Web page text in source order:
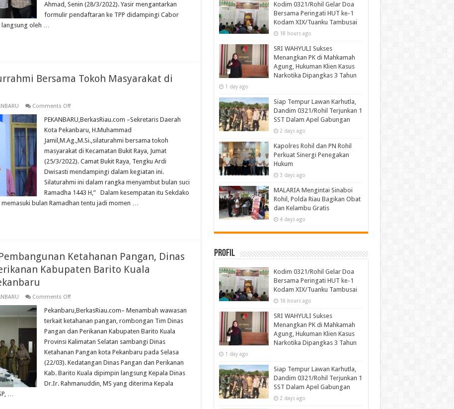
Ahmad, Senin (28/3/2022). Yasir mengantarkan
formulir pendaftaran ke TPP didampingi Cabor
langsung oleh …
Bersama Tokoh Masyarakat di
Comments Offon
Pekanbaru
Silaturrahmi
Bersama
Tokoh
Masyarakat
di
Bukit
Raya
PEKANBARU,BerkasRiau.com –Sekretaris Daerah
Kota Pekanbaru, H.Muhammad
Jamil,M.Ag.,M.Si.,silaturahmi bersama tokoh
masyarakat di Kecamatan Bukit Raya, Jumat
(25/3/2022). Camat Bukit Raya, Tengku Ardi
Dwisasti mendampingi dalam kegiatan ini.
Silaturahmi ini dalam rangka menyambut bulan suci
Ramadha 1443 H,” Dalam kesempatan itu Sekdako
bulan Ramadhan tentu jadi momen …
Ketahanan Pangan, Dinas
Kabupaten Barito Kuala
Comments Offon
Kerjasama
Pembangunan
Ketahanan
Pangan,
Dinas
Ketahanan
dan
Perikanan
Kabupaten
Barito
Sambangi
Pekanbaru,BerkasRiau.com– Menambah wawasan
terkait ketahanan pangan, rombongan Tim Dinas
Pangan dan Perikanan Kabupaten Barito Kuala
Provinsi Kalimatan Selatan sambangi Dinas
Ketahanan Pangan kota Pekanbaru pada Selasa
(22/03). Kedatangan Dinas Pangan dan Perikanan
Kab. Barito Kuala dipimpin langsung Kepala Dinas
Dr.Ir. Rahmanuddin, MS yang diterima Kepala
…
Kodim 0321/Rohil Gelar Doa
Bersama Peringati HUT ke-1
Kodam XIX/Tuanku Tambusai
18 hours ago
SRI WAHYULI Sukses
Menangkan PK di Mahkamah
Agung, Hukuman Klien Kasus
Narkotika Dipangkas 3 Tahun
1 day ago
Siap Tempur Lawan Karhutla,
Dandim 0321/Rohil Terjunkan 1
SST Dalam Apel Gabungan
2 days ago
Kapolres Rohil dan PN Rohil
Perkuat Sinergi Penegakan
Hukum
3 days ago
MALARIA Mengintai Sinaboi
Rohil, Polda Riau Bagikan Obat
dan Kelambu Gratis
4 days ago
Profil
Kodim 0321/Rohil Gelar Doa
Bersama Peringati HUT ke-1
Kodam XIX/Tuanku Tambusai
18 hours ago
SRI WAHYULI Sukses
Menangkan PK di Mahkamah
Agung, Hukuman Klien Kasus
Narkotika Dipangkas 3 Tahun
1 day ago
Siap Tempur Lawan Karhutla,
Dandim 0321/Rohil Terjunkan 1
SST Dalam Apel Gabungan
2 days ago